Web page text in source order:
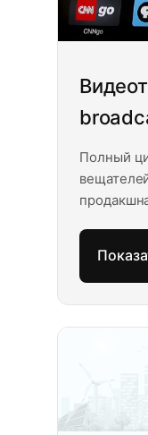
Полный
HLS, LL-
ProRes-
ассетов.